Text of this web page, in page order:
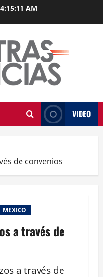
4:15:12 AM
VIDEO
de convenios
MEXICO
a través de
a través de